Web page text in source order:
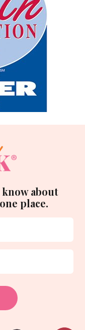
about
place.